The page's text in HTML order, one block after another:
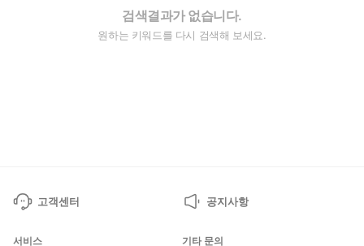
검색결과가 없습니다.
원하는 키워드를 다시 검색해 보세요.
고객센터 공지사항
서비스 기타 문의